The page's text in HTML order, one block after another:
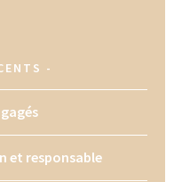
et responsable